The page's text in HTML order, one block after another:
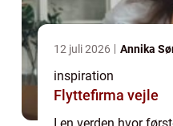
12 juli 2026 Annika
inspiration
Flyttefirma vejle